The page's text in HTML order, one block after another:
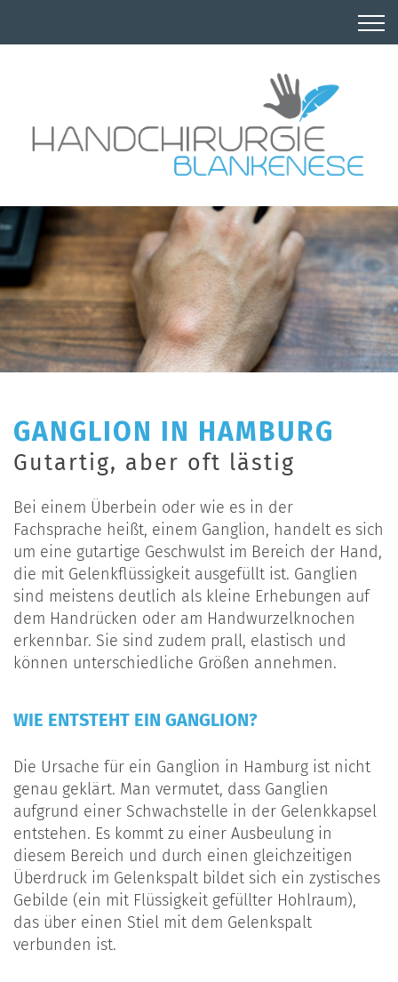
GANGLION IN HAMBURG
Gutartig, aber oft lästig
Bei einem Überbein oder wie es in der
Fachsprache heißt, einem Ganglion, handelt es sich
um eine gutartige Geschwulst im Bereich der Hand,
die mit Gelenkflüssigkeit ausgefüllt ist. Ganglien
sind meistens deutlich als kleine Erhebungen auf
dem Handrücken oder am Handwurzelknochen
erkennbar. Sie sind zudem prall, elastisch und
können unterschiedliche Größen annehmen.
WIE ENTSTEHT EIN GANGLION?
Die Ursache für ein Ganglion in Hamburg ist nicht
genau geklärt. Man vermutet, dass Ganglien
aufgrund einer Schwachstelle in der Gelenkkapsel
entstehen. Es kommt zu einer Ausbeulung in
diesem Bereich und durch einen gleichzeitigen
Überdruck im Gelenkspalt bildet sich ein zystisches
Gebilde (ein mit Flüssigkeit gefüllter Hohlraum),
das über einen Stiel mit dem Gelenkspalt
verbunden ist.